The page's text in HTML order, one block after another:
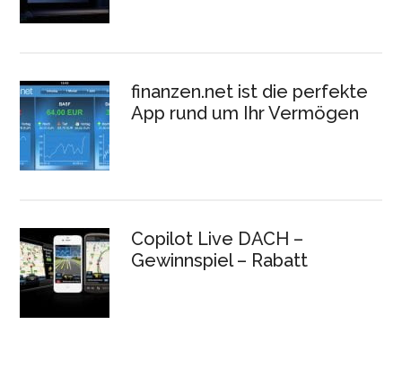
finanzen.net ist die perfekte
App rund um Ihr Vermögen
Copilot Live DACH –
Gewinnspiel – Rabatt